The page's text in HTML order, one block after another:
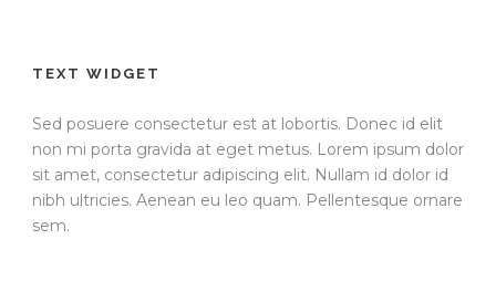
TEXT WIDGET
Sed posuere consectetur est at lobortis. Donec id elit
non mi porta gravida at eget metus. Lorem ipsum dolor
sit amet, consectetur adipiscing elit. Nullam id dolor id
nibh ultricies. Aenean eu leo quam. Pellentesque ornare
sem.